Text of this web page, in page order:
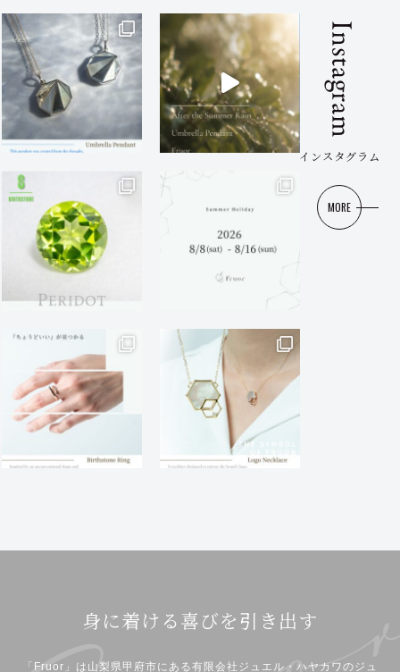
Instagram
インスタグラム
MORE
身に着ける喜びを引き出す
「Fruor」は山梨県甲府市にある有限会社ジュエル・ハヤカワのジュ